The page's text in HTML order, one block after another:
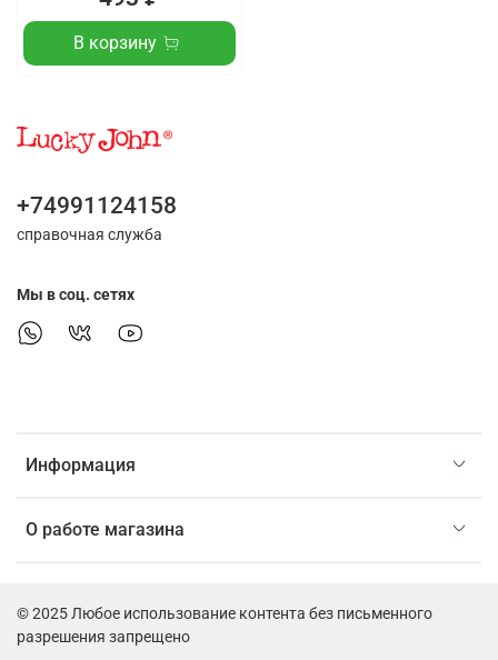
В корзину
Информация
О работе магазина
+74991124158
справочная служба
Мы в соц. сетях
© 2025 Любое использование контента без письменного
разрешения запрещено